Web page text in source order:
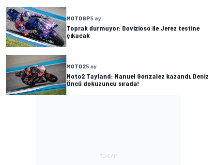
MOTOGP5 ay
Toprak durmuyor: Dovizioso ile Jerez testine
çıkacak
MOTO25 ay
Moto2 Tayland: Manuel Gonzalez kazandı, Deniz
Öncü dokuzuncu sırada!